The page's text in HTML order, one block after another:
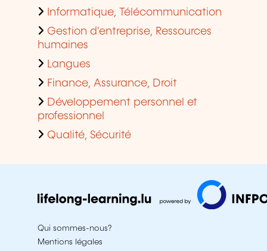
Informatique, Télécommunication
Gestion d'entreprise, Ressources
humaines
Langues
Finance, Assurance, Droit
Développement personnel et
professionnel
Qualité, Sécurité
Qui sommes-nous?
Mentions légales